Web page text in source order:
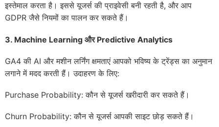
इस्तेमाल करता है। इससे यूजर्स की प्राइवेसी बनी रहती है, और आप
GDPR जैसे नियमों का पालन कर सकते हैं।
3. Machine Learning और Predictive Analytics
GA4 की AI और मशीन लर्निंग क्षमताएं आपको भविष्य के ट्रेंड्स का अनुमान
लगाने में मदद करती हैं। उदाहरण के लिए:
Purchase Probability: कौन से यूजर्स खरीदारी कर सकते हैं।
Churn Probability: कौन से यूजर्स आपकी साइट छोड़ सकते हैं।